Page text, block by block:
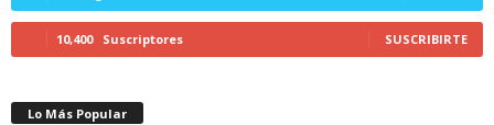
10,400 Suscriptores SUSCRIBIRTE
Lo Más Popular